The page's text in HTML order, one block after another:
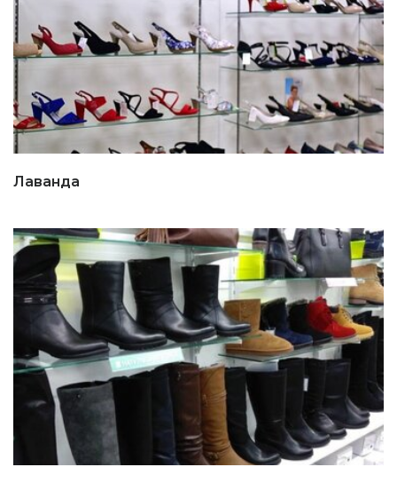
Лаванда